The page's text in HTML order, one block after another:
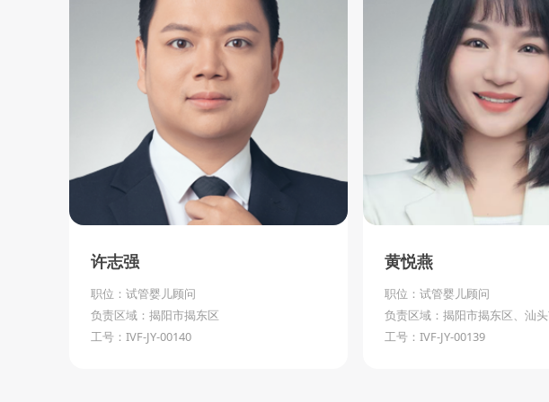
许志强
职位：试管婴儿顾问
负责区域：揭阳市揭东区
工号：IVF-JY-00140
黄悦燕
职位：试管婴儿顾问
负责区域：揭阳市揭东区、汕
工号：IVF-JY-00139